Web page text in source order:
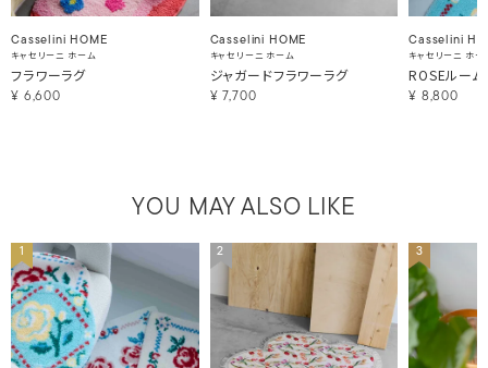
Casselini HOME
キャセリーニ ホーム
フラワーラグ
¥ 6,600
Casselini HOME
キャセリーニ ホーム
ジャガードフラワーラグ
¥ 7,700
Casselini
キャセリーニ ホー
ROSEルーム
¥ 8,800
YOU MAY ALSO LIKE
1 2 3